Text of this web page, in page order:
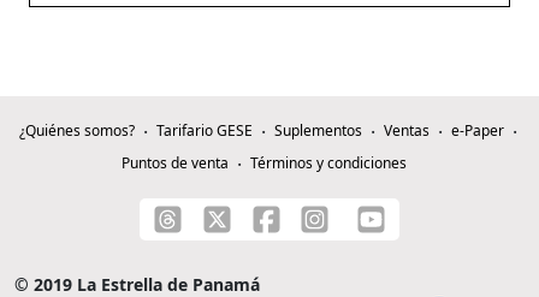
¿Quiénes somos? Tarifario GESE Suplementos Ventas
e-Paper
Puntos de venta
Términos y condiciones
© 2019 La Estrella de Panamá